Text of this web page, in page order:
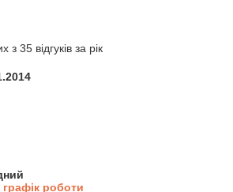
з 35 відгуків за рік
роботи